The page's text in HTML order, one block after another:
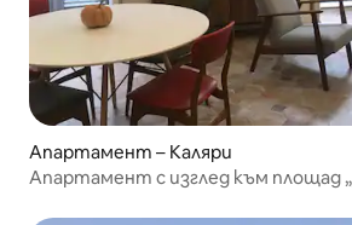
Апартамент – Каляри
Апартамент с изглед към площад